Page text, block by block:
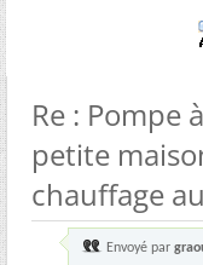
Re : Pompe
petite
chauffage
Envoyé par